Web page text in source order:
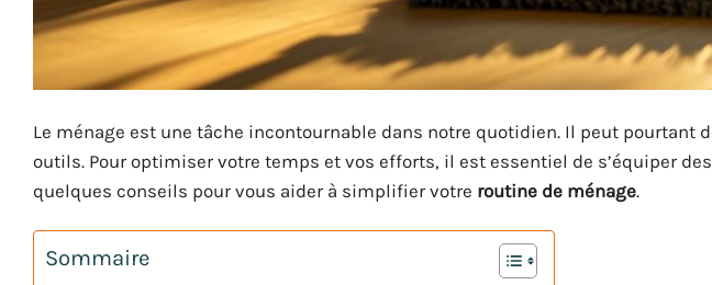
Le ménage est une tâche incontournable dans notre quotidien. Il peut pourtant
outils. Pour optimiser votre temps et vos efforts, il est essentiel de s’équiper des
quelques conseils pour vous aider à simplifier votre routine de ménage.
Sommaire